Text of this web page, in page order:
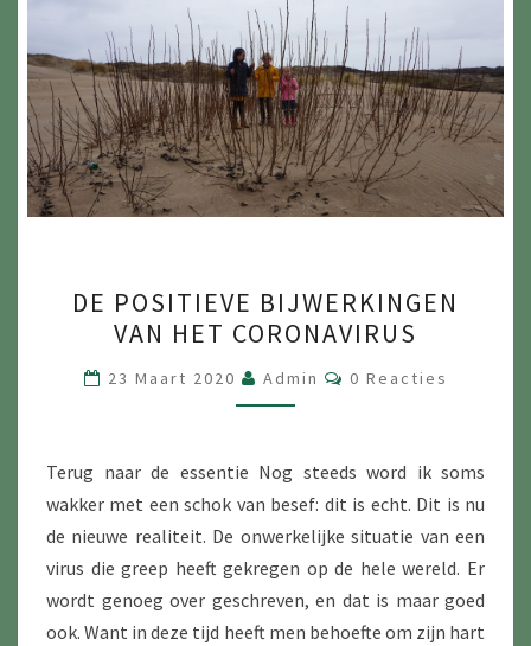
POSITIEVE
BIJWERKINGEN
VAN
HET
DE POSITIEVE BIJWERKINGEN
VAN HET CORONAVIRUS
23 Maart 2020 Admin Reacties
0 Reacties
Terug naar de essentie Nog steeds word ik soms
wakker met een schok van besef: dit is echt. Dit is nu
de nieuwe realiteit. De onwerkelijke situatie van een
virus die greep heeft gekregen op de hele wereld. Er
wordt genoeg over geschreven, en dat is maar goed
ook. Want in deze tijd heeft men behoefte om zijn hart